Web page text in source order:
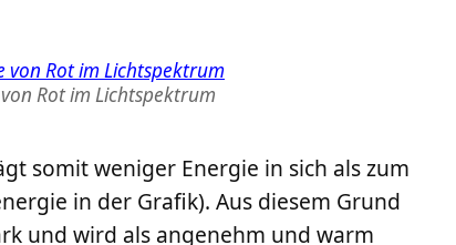
Rot im Lichtspektrum
somit weniger Energie in sich als zum
in der Grafik). Aus diesem Grund
und wird als angenehm und warm